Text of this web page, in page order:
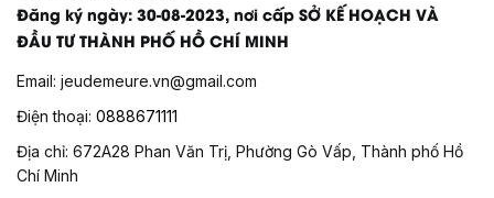
Đăng ký ngày: 30-08-2023, nơi cấp SỞ KẾ HOẠCH VÀ
ĐẦU TƯ THÀNH PHỐ HỒ CHÍ MINH
Email: jeudemeure.vn@gmail.com
Điện thoại: 0888671111
Địa chỉ: 672A28 Phan Văn Trị, Phường Gò Vấp, Thành phố Hồ
Chí Minh